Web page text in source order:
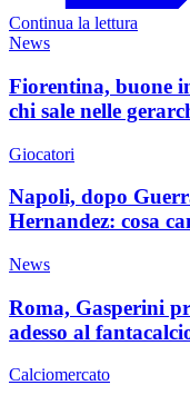
Continua la lettura
News
Fiorentina, buone
chi sale nelle
Giocatori
Napoli, dopo
Hernandez: cosa
News
Roma, Gasperini
adesso al
Calciomercato